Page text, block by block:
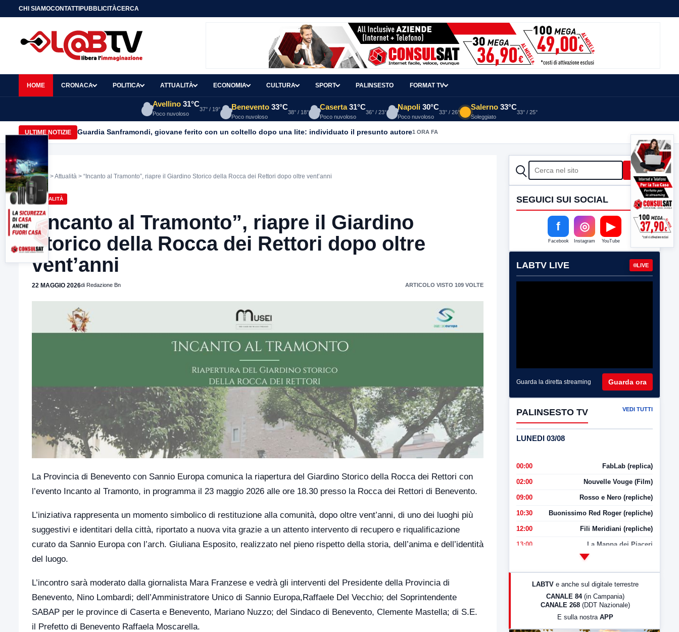
CHI SIAMOCONTATTIPUBBLICITÀCERCA
HOME CRONACA POLITICA ATTUALITÀ ECONOMIA CULTURA SPORT PALINSESTO FORMAT TV
Avellino 31°C
Poco nuvoloso
37° / 19° Benevento 33°C
Poco nuvoloso
38° / 18°
Caserta 31°C
Poco nuvoloso
36° / 23°
Napoli 30°C
Poco nuvoloso
33° / 26°
Salerno 33°C
Soleggiato
33° / 25°
ULTIME NOTIZIE Guardia Sanframondi, giovane ferito con un coltello dopo una lite: individuato il presunto autore1 ORA FA
Home >Attualità > “Incanto al Tramonto”, riapre il Giardino Storico della Rocca dei Rettori dopo oltre vent’anni
ATTUALITÀ
“Incanto al Tramonto”, riapre il Giardino
Storico della Rocca dei Rettori dopo oltre
vent’anni
22 MAGGIO 2026di Redazione Bn ARTICOLO VISTO 109 VOLTE
La Provincia di Benevento con Sannio Europa comunica la riapertura del Giardino Storico della Rocca dei Rettori con
l’evento Incanto al Tramonto, in programma il 23 maggio 2026 alle ore 18.30 presso la Rocca dei Rettori di Benevento.
L’iniziativa rappresenta un momento simbolico di restituzione alla comunità, dopo oltre vent’anni, di uno dei luoghi più
suggestivi e identitari della città, riportato a nuova vita grazie a un attento intervento di recupero e riqualificazione
curato da Sannio Europa con l’arch. Giuliana Esposito, realizzato nel pieno rispetto della storia, dell’anima e dell’identità
del luogo.
L’incontro sarà moderato dalla giornalista Mara Franzese e vedrà gli interventi del Presidente della Provincia di
Benevento, Nino Lombardi; dell’Amministratore Unico di Sannio Europa,Raffaele Del Vecchio; del Soprintendente
SABAP per le province di Caserta e Benevento, Mariano Nuzzo; del Sindaco di Benevento, Clemente Mastella; di S.E.
il Prefetto di Benevento Raffaela Moscarella.
CERCA Cerca
SEGUICI SUI SOCIAL
f
Facebook
◎
Instagram
▶
YouTube
LABTV LIVE LIVE
Guarda la diretta streaming Guarda ora
PALINSESTO TV VEDI TUTTI
LUNEDI 03/08
00:00 FabLab (replica)
02:00 Nouvelle Vouge (Film)
09:00 Rosso e Nero (repliche)
10:30 Buonissimo Red Roger (repliche)
12:00 Fili Meridiani (repliche)
13:00 La Mappa dei Piaceri
LabNews (Diretta)
LABTV e anche sul digitale terrestre
CANALE 84 (in Campania)
CANALE 268 (DDT Nazionale)
E sulla nostra APP